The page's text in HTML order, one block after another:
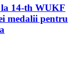
14-th WUKF
medalii pentru